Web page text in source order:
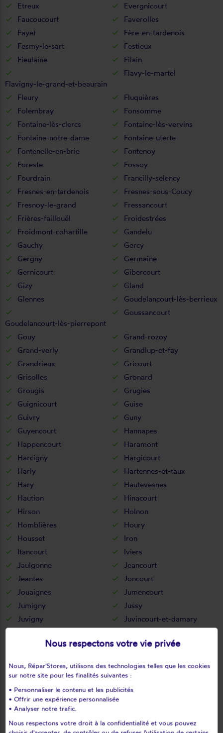
Etreux
Evergnicourt
Faucoucourt
Faverolles
Fayet
Fère-en-tardenois
Fesmy-le-sart
Festieux
Fieulaine
Filain
Flavigny-le-grand-et-beaurain
Flavy-le-martel
Fleury
Fluquières
Folembray
Fonsomme
Fontaine-lès-clercs
Fontaine-lès-vervins
Fontaine-notre-dame
Fontaine-uterte
Fontenelle-en-brie
Fontenoy
Foreste
Fossoy
Fourdrain
Francilly-selency
Fresnes-en-tardenois
Fresnes-sous-Coucy
Fresnoy-le-grand
Fressancourt
Frières-faillouël
Froidestrées
Froidmont-cohartille
Gandelu
Gauchy
Gercy
Gergny
Germaine
Gernicourt
Gibercourt
Gizy
Gland
Glennes
Goudelancourt-lès-berrieux
Goudelancourt-lès-pierrepont
Goussancourt
Gouy
Grand-rozoy
Grand-verly
Grandlup-et-fay
Grandrieux
Gricourt
Grisolles
Gronard
Grougis
Grugies
Guignicourt
Guise
Guivry
Guny
Guyencourt
Hannapes
Happencourt
Haramont
Harcigny
Hargicourt
Harly
Hartennes-et-taux
Hary
Hautevesnes
Haution
Hinacourt
Hirson
Holnon
Homblières
Houry
Housset
Iron
Itancourt
Iviers
Jaulgonne
Jeancourt
Jeantes
Joncourt
Jouaignes
Jumencourt
Jumigny
Jussy
Juvigny
Juvincourt-et-damary
La celle-sous-montmirail
La chapelle-monthodon
La fère
La ferté-chevresis
La ferté-milon
La hérie
La malmaison
La neuville-en-beine
La neuville-lès-dorengt
La vallée-au-blé
Nous respectons votre vie privée
Nous, Répar'Stores, utilisons des technologies telles que les cookies
sur notre site pour les finalités suivantes :
• Personnaliser le contenu et les publicités
• Offrir une expérience personnalisée
• Analyser notre trafic.
Nous respectons votre droit à la confidentialité et vous pouvez